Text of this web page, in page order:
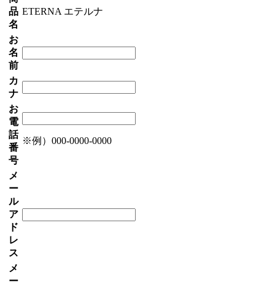
品
名
ETERNA エテルナ
お
名
前
カ
ナ
お
電
話
番
号
※例）000-0000-0000
メ
ー
ル
ア
ド
レ
ス
メ
ー